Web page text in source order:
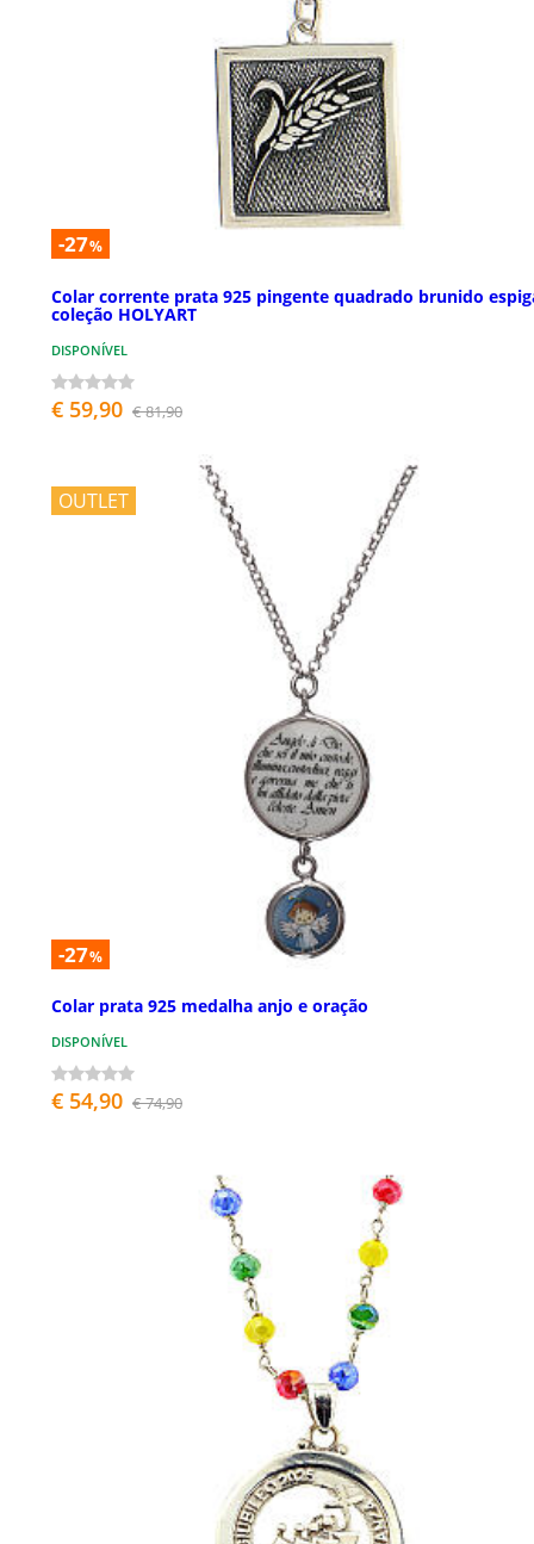
-27%
Colar corrente prata 925 pingente quadrado brunido
coleção HOLYART
DISPONÍVEL
€ 59,90 € 81,90
OUTLET
-27%
Colar prata 925 medalha anjo e oração
DISPONÍVEL
€ 54,90 € 74,90